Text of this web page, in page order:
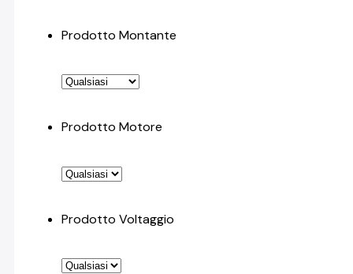
Prodotto Montante
Prodotto Motore
Prodotto Voltaggio